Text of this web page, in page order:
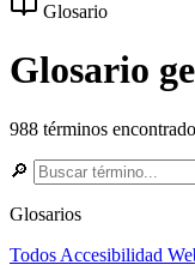
Glosario
Glosario
988 términos
🔎
Glosarios
Todos Accesibilidad